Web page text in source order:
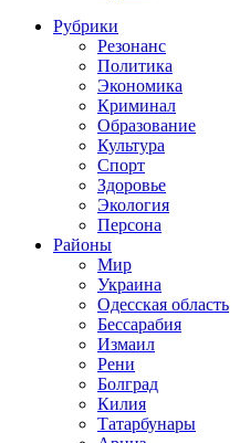
Рубрики
Резонанс
Политика
Экономика
Криминал
Образование
Культура
Спорт
Здоровье
Экология
Персона
Районы
Мир
Украина
Одесская область
Бессарабия
Измаил
Рени
Болград
Килия
Татарбунары